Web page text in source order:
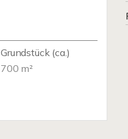
Grundstück(ca.)
700 m²